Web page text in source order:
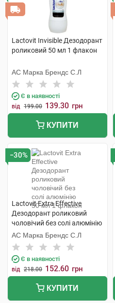
Lactovit Invisible Дезодорант
роликовий 50 мл 1 флакон
АС Марка Брендс С.Л
Є в наявності
від 199.00 139.30 грн
КУПИТИ
−30%
Lactovit Extra Effective
Дезодорант роликовий
чоловічий без солі алюмінію
50 мл 1 флакон
АС Марка Брендс С.Л
Є в наявності
від 218.00 152.60 грн
КУПИТИ